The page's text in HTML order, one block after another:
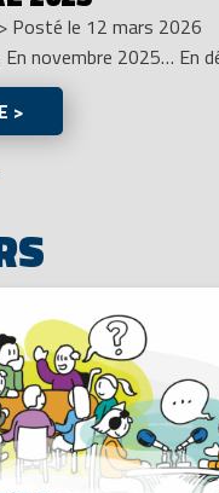
> Posté le 12 mars 2026
novembre 2025… En
>